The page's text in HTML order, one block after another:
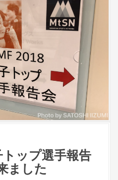
トップ選手報告
ました